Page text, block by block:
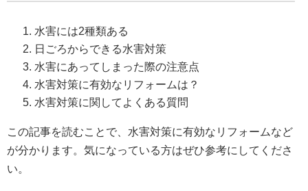
水害には2種類ある
日ごろからできる水害対策
水害にあってしまった際の注意点
水害対策に有効なリフォームは？
水害対策に関してよくある質問
この記事を読むことで、水害対策に有効なリフォームなど
が分かります。気になっている方はぜひ参考にしてくださ
い。